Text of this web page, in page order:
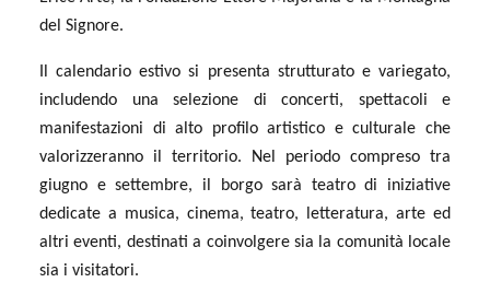
del Signore.
Il calendario estivo si presenta strutturato e variegato,
includendo una selezione di concerti, spettacoli e
manifestazioni di alto profilo artistico e culturale che
valorizzeranno il territorio. Nel periodo compreso tra
giugno e settembre, il borgo sarà teatro di iniziative
dedicate a musica, cinema, teatro, letteratura, arte ed
altri eventi, destinati a coinvolgere sia la comunità locale
sia i visitatori.